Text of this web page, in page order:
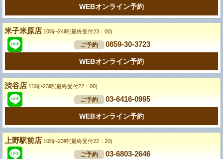
WEBオンライン予約
米子米原店 10時~24時(最終受付23：00)
ご予約 0859-30-3723
WEBオンライン予約
渋谷店 11時~23時(最終受付22：00)
ご予約 03-6416-0995
WEBオンライン予約
上野駅前店 10時~23時(最終受付22：20)
ご予約 03-6803-2646